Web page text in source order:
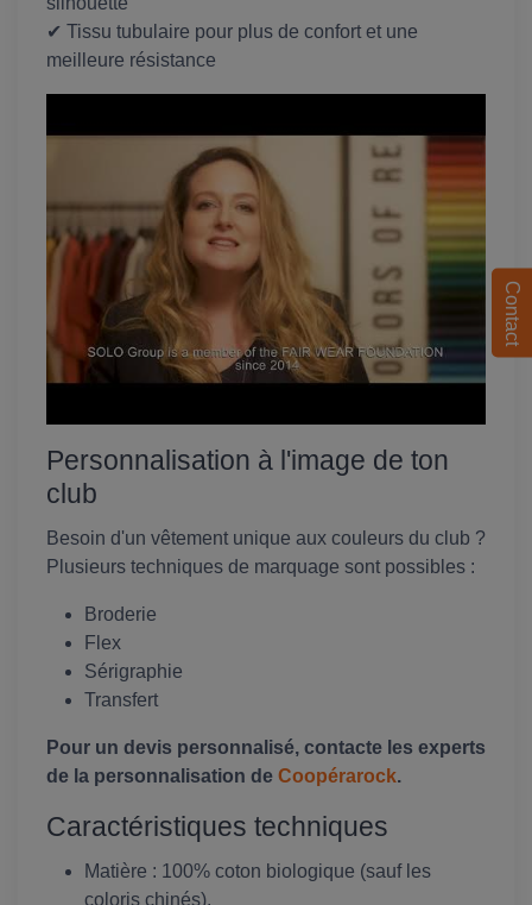
✔ Tissu tubulaire pour plus de confort et une
meilleure résistance
Personnalisation à l'image de ton
club
Besoin d'un vêtement unique aux couleurs du club ?
Plusieurs techniques de marquage sont possibles :
Broderie
Flex
Sérigraphie
Transfert
Pour un devis personnalisé, contacte les experts
de la personnalisation de Coopérarock.
Caractéristiques techniques
Matière : 100% coton biologique (sauf les
coloris chinés).
Contact